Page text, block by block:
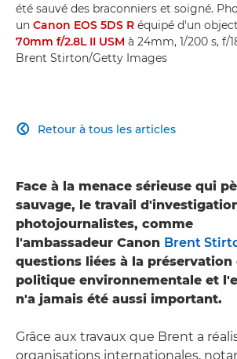
été sauvé des braconniers et soigné.
un Canon EOS 5DS R équipé d'un
70mm f/2.8L II USM à 24mm, 1/200 s, f/
Brent Stirton/Getty Images
Retour à tous les articles

Face à la menace sérieuse qui
sauvage, le travail
photojournalistes, comme
l'ambassadeur Canon Brent
questions liées à la préservation
politique environnementale et
n'a jamais été aussi important.
Grâce aux travaux que Brent a
organisations internationales,